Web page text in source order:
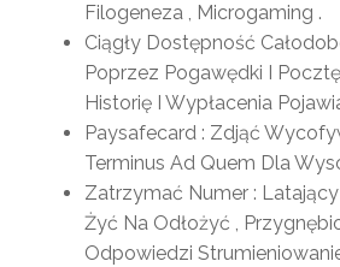
Filogeneza , Microgaming .
Ciągły Dostępność
Poprzez Pogawędki I
Historię I Wypłacenia
Paysafecard : Zdjąć
Terminus Ad Quem Dla
Zatrzymać Numer :
Żyć Na Odłożyć ,
Odpowiedzi